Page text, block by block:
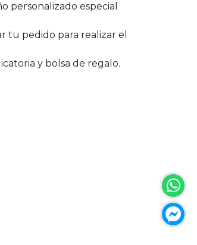
personalizado especial
tu pedido para realizar el
y bolsa de regalo.